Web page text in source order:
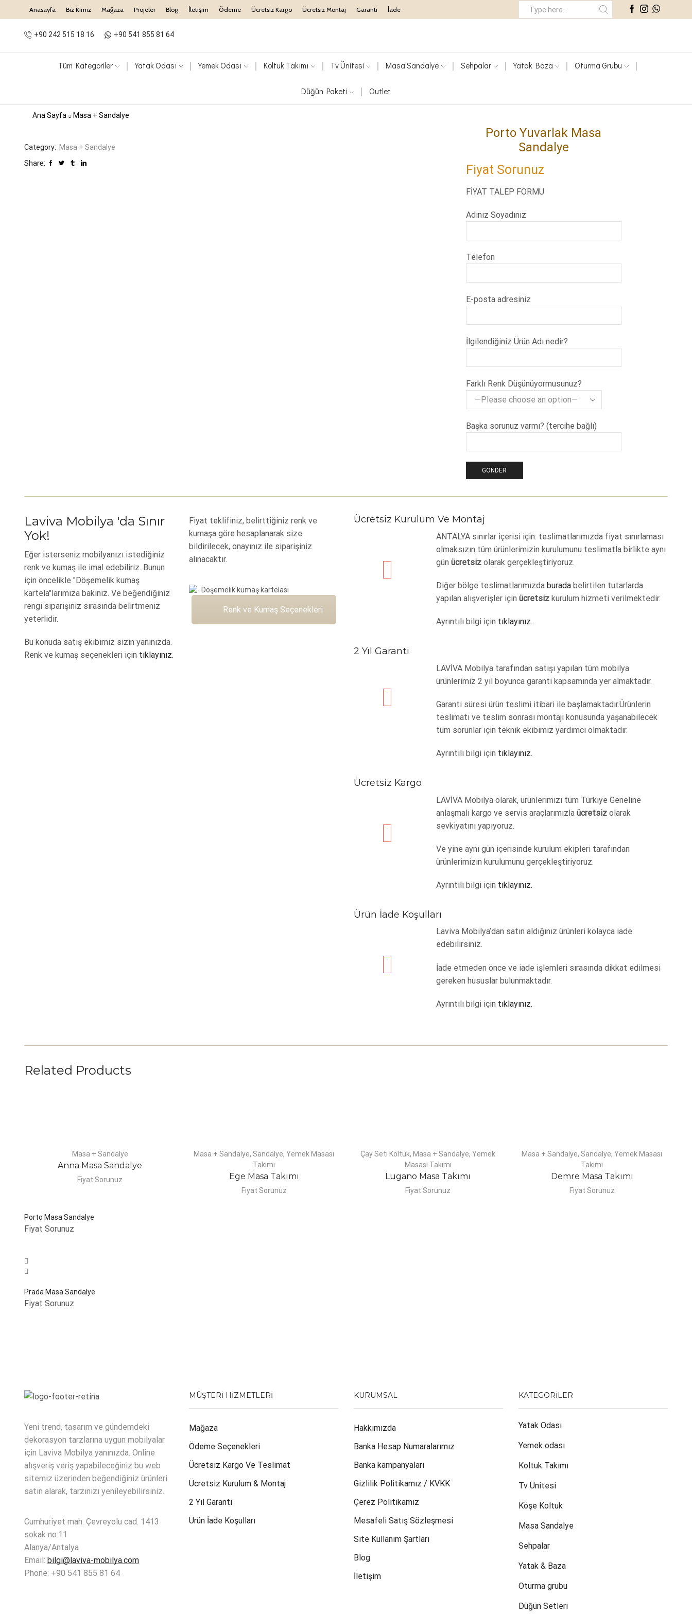
Anasayfa Biz Kimiz Mağaza Projeler Blog İletişim Ödeme Ücretsiz Kargo Ücretsiz Montaj Garanti İade
+90 242 515 18 16
+90 541 855 81 64
Tüm Kategoriler Yatak Odası Yemek Odası Koltuk Takımı Tv Ünitesi Masa Sandalye Sehpalar Yatak Baza Oturma Grubu
Düğün Paketi Outlet
Ana Sayfa Masa + Sandalye
Category: Masa + Sandalye
Share:
Porto Yuvarlak Masa
Sandalye
Fiyat Sorunuz
FİYAT TALEP FORMU
Adınız Soyadınız
Telefon
E-posta adresiniz
İlgilendiğiniz Ürün Adı nedir?
Farklı Renk Düşünüyormusunuz?
Başka sorunuz varmı? (tercihe bağlı)
Laviva Mobilya 'da Sınır
Yok!
Eğer isterseniz mobilyanızı istediğiniz
renk ve kumaş ile imal edebiliriz. Bunun
için öncelikle "Döşemelik kumaş
kartela"larımıza bakınız. Ve beğendiğiniz
rengi siparişiniz sırasında belirtmeniz
yeterlidir.
Bu konuda satış ekibimiz sizin yanınızda.
Renk ve kumaş seçenekleri için tıklayınız.
Fiyat teklifiniz, belirttiğiniz renk ve
kumaşa göre hesaplanarak size
bildirilecek, onayınız ile siparişiniz
alınacaktır.
Renk ve Kumaş Seçenekleri
Ücretsiz Kurulum Ve Montaj
ANTALYA sınırlar içerisi için: teslimatlarımızda fiyat sınırlaması
olmaksızın tüm ürünlerimizin kurulumunu teslimatla birlikte aynı
gün ücretsiz olarak gerçekleştiriyoruz.
Diğer bölge teslimatlarımızda burada belirtilen tutarlarda
yapılan alışverişler için ücretsiz kurulum hizmeti verilmektedir.
Ayrıntılı bilgi için tıklayınız..
2 Yıl Garanti
LAVİVA Mobilya tarafından satışı yapılan tüm mobilya
ürünlerimiz 2 yıl boyunca garanti kapsamında yer almaktadır.
Garanti süresi ürün teslimi itibari ile başlamaktadır.Ürünlerin
teslimatı ve teslim sonrası montajı konusunda yaşanabilecek
tüm sorunlar için teknik ekibimiz yardımcı olmaktadır.
Ayrıntılı bilgi için tıklayınız.
Ücretsiz Kargo
LAVİVA Mobilya olarak, ürünlerimizi tüm Türkiye Geneline
anlaşmalı kargo ve servis araçlarımızla ücretsiz olarak
sevkiyatını yapıyoruz.
Ve yine aynı gün içerisinde kurulum ekipleri tarafından
ürünlerimizin kurulumunu gerçekleştiriyoruz.
Ayrıntılı bilgi için tıklayınız.
Ürün İade Koşulları
Laviva Mobilya’dan satın aldığınız ürünleri kolayca iade
edebilirsiniz.
İade etmeden önce ve iade işlemleri sırasında dikkat edilmesi
gereken hususlar bulunmaktadır.
Ayrıntılı bilgi için tıklayınız.
Related Products
Masa + Sandalye
Anna Masa Sandalye
Fiyat Sorunuz
Masa + Sandalye,Sandalye,Yemek Masası
Takımı
Ege Masa Takımı
Fiyat Sorunuz
Çay Seti Koltuk,Masa + Sandalye,Yemek
Masası Takımı
Lugano Masa Takımı
Fiyat Sorunuz
Masa + Sandalye,Sandalye,Yemek Masası
Takımı
Demre Masa Takımı
Fiyat Sorunuz
Porto Masa Sandalye
Fiyat Sorunuz
Prada Masa Sandalye
Fiyat Sorunuz
Yeni trend, tasarım ve gündemdeki
dekorasyon tarzlarına uygun mobilyalar
için Laviva Mobilya yanınızda. Online
alışveriş veriş yapabileceğiniz bu web
sitemiz üzerinden beğendiğiniz ürünleri
satın alarak, tarzınızı yenileyebilirsiniz.
Cumhuriyet mah. Çevreyolu cad. 1413
sokak no:11
Alanya/Antalya
Email: bilgi@laviva-mobilya.com
Phone: +90 541 855 81 64
MÜŞTERI HIZMETLERI
Mağaza
Ödeme Seçenekleri
Ücretsiz Kargo Ve Teslimat
Ücretsiz Kurulum & Montaj
2 Yıl Garanti
Ürün İade Koşulları
KURUMSAL
Hakkımızda
Banka Hesap Numaralarımız
Banka kampanyaları
Gizlilik Politikamız / KVKK
Çerez Politikamız
Mesafeli Satış Sözleşmesi
Site Kullanım Şartları
Blog
İletişim
KATEGORILER
Yatak Odası
Yemek odası
Koltuk Takımı
Tv Ünitesi
Köşe Koltuk
Masa Sandalye
Sehpalar
Yatak & Baza
Oturma grubu
Düğün Setleri